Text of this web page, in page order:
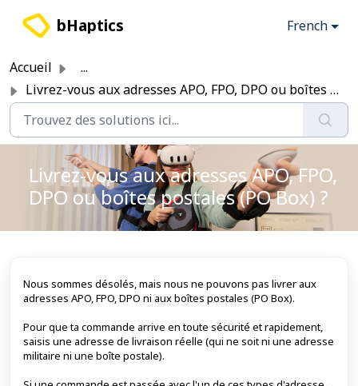
bHaptics French
Accueil
...
Livrez-vous aux adresses APO, FPO, DPO ou boîtes postales...
Livrez-vous aux adresses APO, FPO,
DPO ou boîtes postales (PO Box) ?
Nous sommes désolés, mais nous ne pouvons pas livrer aux
adresses APO, FPO, DPO ni aux boîtes postales (PO Box).
Pour que ta commande arrive en toute sécurité et rapidement,
saisis une adresse de livraison réelle (qui ne soit ni une adresse
militaire ni une boîte postale).